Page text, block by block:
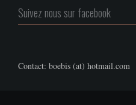
Suivez nous sur facebook
Contact: boebis (at) hotmail.com